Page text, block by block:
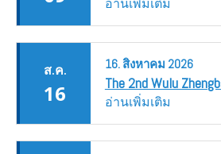
อ่านเพิ่มเติม
ส.ค.
16
16.สิงหาคม 2026
The 2nd Wulu
อ่านเพิ่มเติม